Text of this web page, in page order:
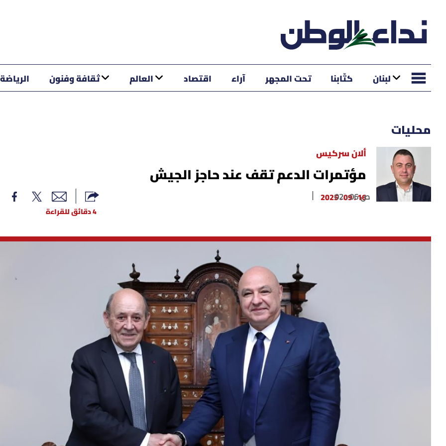
لبنان كتّابنا تحت المجهر آراء اقتصاد العالم ثقافة وفنون الرياضة
محليات
ألان سركيس
مؤتمرات الدعم تقف عند حاجز الجيش
16 . 09 . 2025
02 : 06 ص
4 دقائق للقراءة